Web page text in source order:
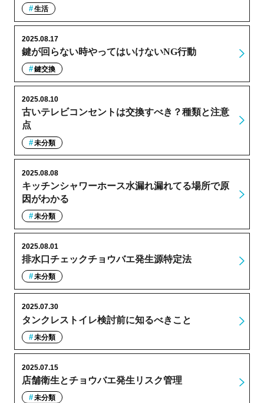
生活
鍵が回らない時やってはいけないNG行動
2025.08.17
鍵交換
古いテレビコンセントは交換すべき？種類と注意
点
2025.08.10
未分類
キッチンシャワーホース水漏れ漏れてる場所で原
因がわかる
2025.08.08
未分類
排水口チェックチョウバエ発生源特定法
2025.08.01
未分類
タンクレストイレ検討前に知るべきこと
2025.07.30
未分類
店舗衛生とチョウバエ発生リスク管理
2025.07.15
未分類